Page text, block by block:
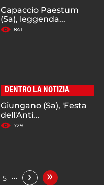
Capaccio Paestum
(Sa), leggenda...
841
DENTRO LA NOTIZIA
Giungano (Sa), 'Festa
dell'Anti...
729
5 … › »